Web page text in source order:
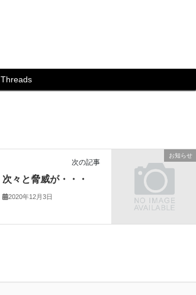
Threads
お知らせ
次の記事
次々と脅威が・・・
2020年12月3日